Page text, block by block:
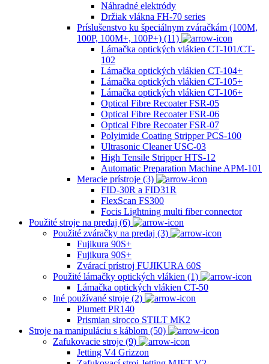
Náhradné elektródy
Držiak vlákna FH-70 series
Príslušenstvo ku špeciálnym zváračkám (100M,
100P, 100M+, 100P+) (11)
Lámačka optických vlákien CT-101/CT-
102
Lámačka optických vlákien CT-104+
Lámačka optických vlákien CT-105+
Lámačka optických vlákien CT-106+
Optical Fibre Recoater FSR-05
Optical Fibre Recoater FSR-06
Optical Fibre Recoater FSR-07
Polyimide Coating Stripper PCS-100
Ultrasonic Cleaner USC-03
High Tensile Stripper HTS-12
Automatic Preparation Machine APM-101
Meracie prístroje (3)
FID-30R a FID31R
FlexScan FS300
Focis Lightning multi fiber connector
Použité stroje na predaj (6)
Použité zváračky na predaj (3)
Fujikura 90S+
Fujikura 90S+
Zvárací prístroj FUJIKURA 60S
Použité lámačky optických vlákien (1)
Lámačka optických vlákien CT-50
Iné používané stroje (2)
Plumett PR140
Prismian sirocco STILT MK2
Stroje na manipuláciu s káblom (50)
Zafukovacie stroje (9)
Jetting V4 Grizzon